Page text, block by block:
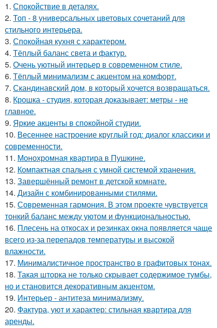
1. Спокойствие в деталях.
2. Топ - 8 универсальных цветовых сочетаний для
стильного интерьера.
3. Спокойная кухня с характером.
4. Тёплый баланс света и фактур.
5. Очень уютный интерьер в современном стиле.
6. Тёплый минимализм с акцентом на комфорт.
7. Скандинавский дом, в который хочется возвращаться.
8. Крошка - студия, которая доказывает: метры - не
главное.
9. Яркие акценты в спокойной студии.
10. Весеннее настроение круглый год: диалог классики и
современности.
11. Монохромная квартира в Пушкине.
12. Компактная спальня с умной системой хранения.
13. Завершённый ремонт в детской комнате.
14. Дизайн с комбинированными стилями.
15. Современная гармония. В этом проекте чувствуется
тонкий баланс между уютом и функциональностью.
16. Плесень на откосах и резинках окна появляется чаще
всего из-за перепадов температуры и высокой
влажности.
17. Минималистичное пространство в графитовых тонах.
18. Такая шторка не только скрывает содержимое тумбы,
но и становится декоративным акцентом.
19. Интерьер - антитеза минимализму.
20. Фактура, уют и характер: стильная квартира для
аренды.